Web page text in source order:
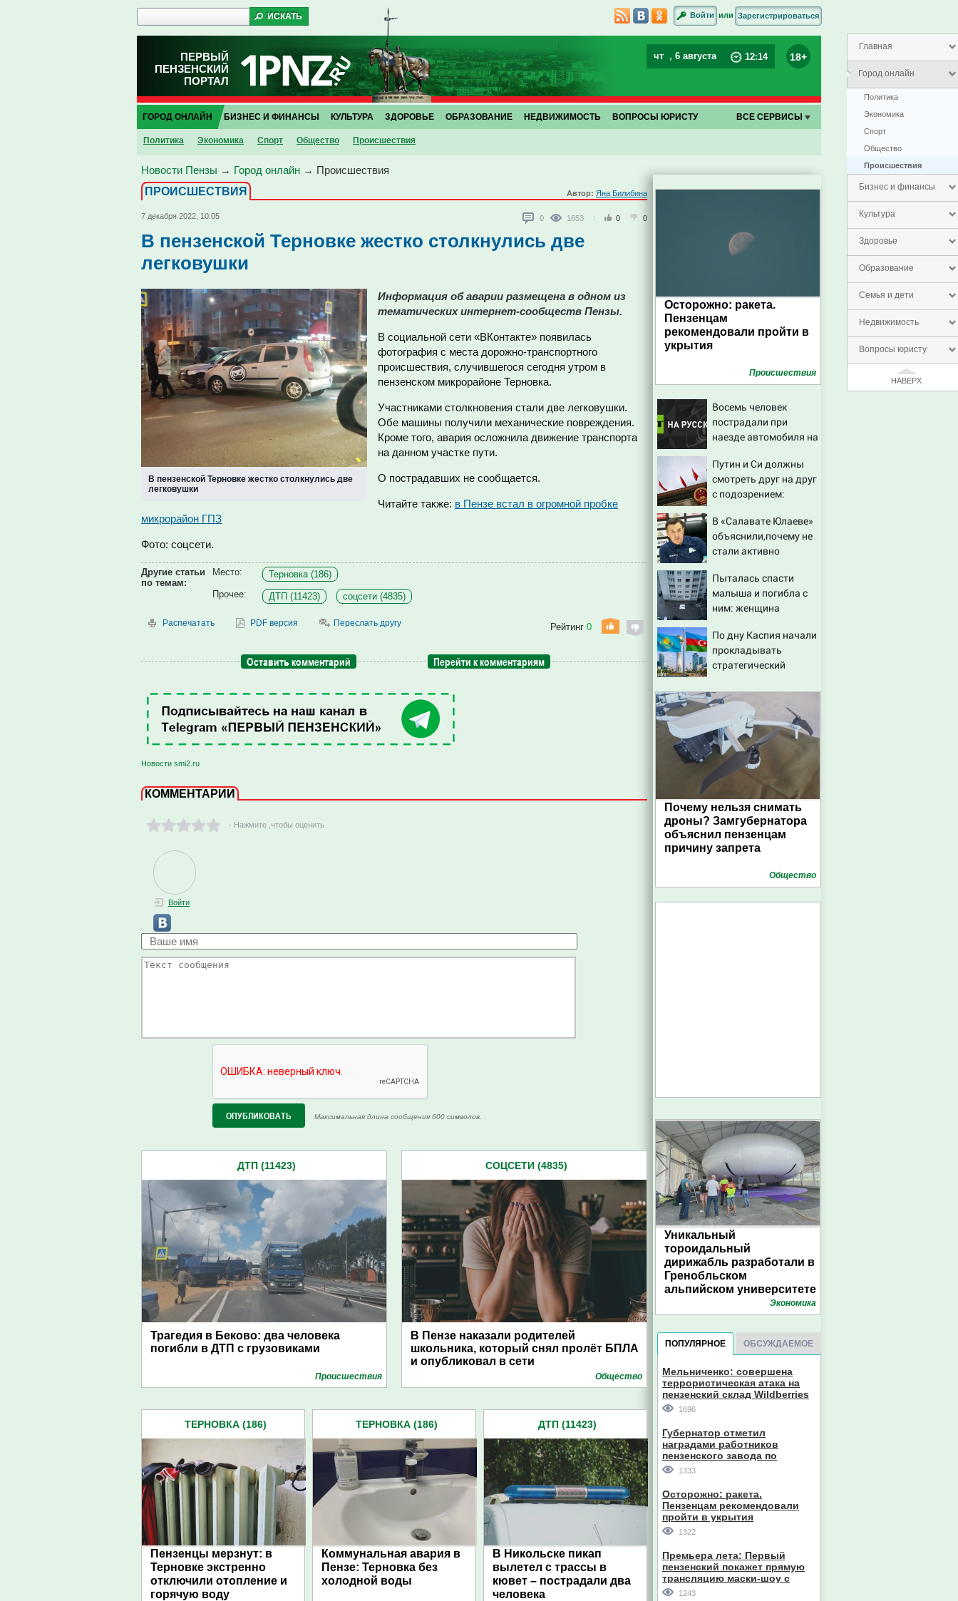
Главная
Город онлайн
Политика
Экономика
Спорт
Общество
Проиcшествия
Бизнес и финансы
Культура
Здоровье
Образование
Семья и дети
Недвижимость
Вопросы юристу
НАВЕРХ
Войти или Зарегистрироваться
ПЕРВЫЙ
ПЕНЗЕНСКИЙ
ПОРТАЛ
чт , 6 августа 12:14 18+
ГОРОД ОНЛАЙН
Политика Экономика Спорт Общество Проиcшествия
БИЗНЕС И ФИНАНСЫ КУЛЬТУРА ЗДОРОВЬЕ ОБРАЗОВАНИЕ НЕДВИЖИМОСТЬ ВОПРОСЫ ЮРИСТУ ВСЕ СЕРВИСЫ
Новости Пензы → Город онлайн → Проиcшествия
ПРОИCШЕСТВИЯ
Автор: Яна Билибина
7 декабря 2022, 10:05 0 1653 0 0
В пензенской Терновке жестко столкнулись две
легковушки
В пензенской Терновке жестко столкнулись две
легковушки
Информация об аварии размещена в одном из
тематических интернет-сообществ Пензы.
В социальной сети «ВКонтакте» появилась
фотография с места дорожно-транспортного
происшествия, случившегося сегодня утром в
пензенском микрорайоне Терновка.
Участниками столкновения стали две легковушки.
Обе машины получили механические повреждения.
Кроме того, авария осложнила движение транспорта
на данном участке пути.
О пострадавших не сообщается.
Читайте также: в Пензе встал в огромной пробке
микрорайон ГПЗ
Фото: соцсети.
Другие статьи
по темам:
Место:
Терновка (186)
Прочее:
ДТП (11423) соцсети (4835)
Распечатать PDF версия Переслать другу Рейтинг 0
Оставить комментарий Перейти к комментариям
Новости smi2.ru
КОММЕНТАРИИ
- Нажмите ,чтобы оценить
Войти
Максимальная длина сообщения 600 символов.
ДТП (11423)
Трагедия в Беково: два человека
погибли в ДТП с грузовиками
Проиcшествия
СОЦСЕТИ (4835)
В Пензе наказали родителей
школьника, который снял пролёт БПЛА
и опубликовал в сети
Общество
ТЕРНОВКА (186)
Пензенцы мерзнут: в
Терновке экстренно
отключили отопление и
горячую воду
ТЕРНОВКА (186)
Коммунальная авария в
Пензе: Терновка без
холодной воды
ДТП (11423)
В Никольске пикап
вылетел с трассы в
кювет – пострадали два
человека
Осторожно: ракета.
Пензенцам
рекомендовали пройти в
укрытия
Проиcшествия
Восемь человек
пострадали при
наезде автомобиля на
Путин и Си должны
смотреть друг на друг
с подозрением:
задачу своим
дипломатам
В «Салавате Юлаеве»
объяснили,почему не
стали активно
в межсезонье
Пыталась спасти
малыша и погибла с
ним: женщина
на глазах у детей
06/08/2026 – Новости
По дну Каспия начали
прокладывать
стратегический
Почему нельзя снимать
дроны? Замгубернатора
объяснил пензенцам
причину запрета
Общество
Уникальный
тороидальный
дирижабль разработали в
Гренобльском
альпийском университете
Экономика
ПОПУЛЯРНОЕ ОБСУЖДАЕМОЕ
Мельниченко: совершена
террористическая атака на
пензенский склад Wildberries
1696
Губернатор отметил
наградами работников
пензенского завода по
производству станков
1333
Осторожно: ракета.
Пензенцам рекомендовали
пройти в укрытия
1322
Премьера лета: Первый
пензенский покажет прямую
трансляцию маски-шоу с
участием компании из Южной
1243